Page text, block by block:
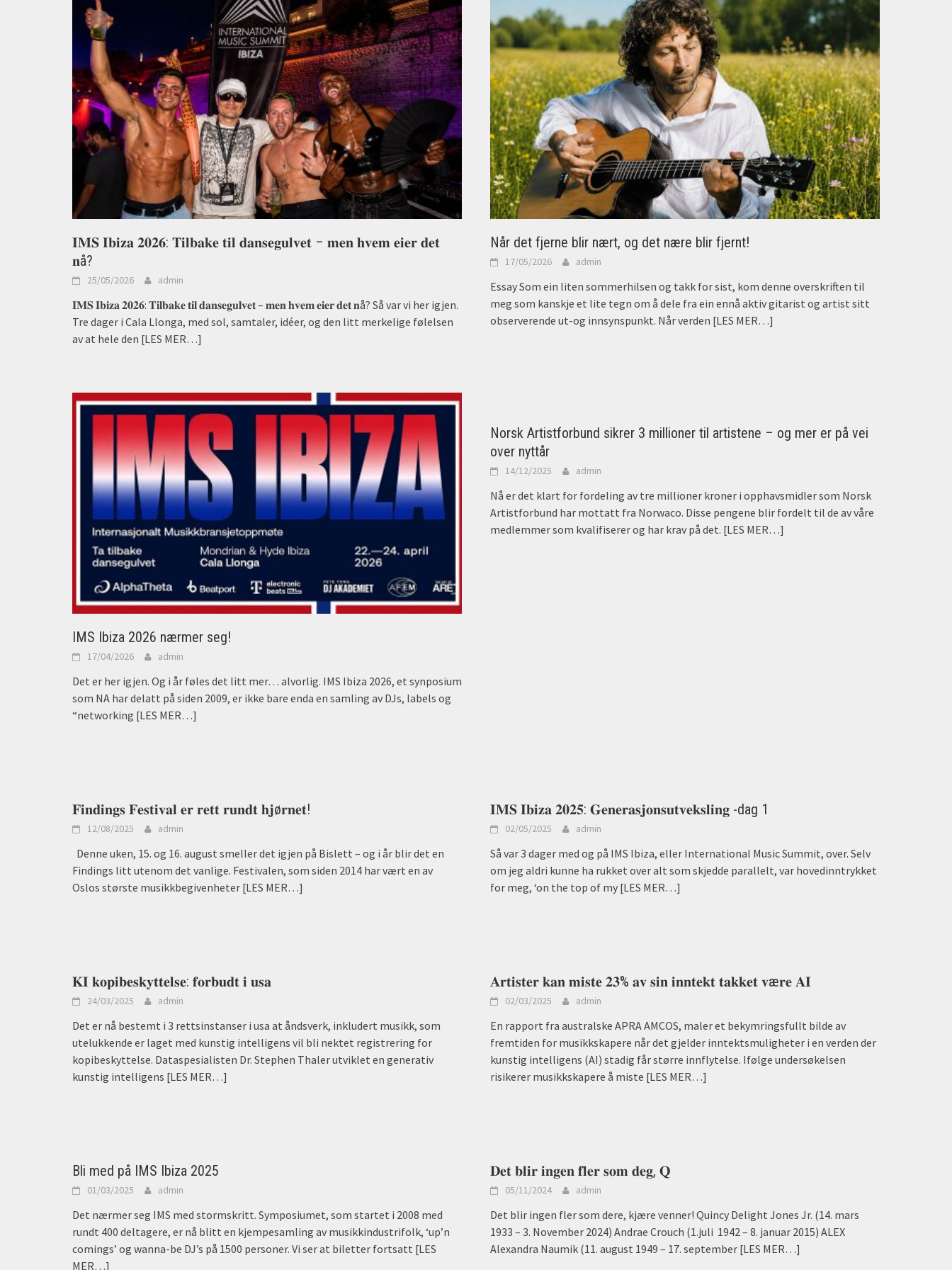
𝐈𝐌𝐒 𝐈𝐛𝐢𝐳𝐚 𝟐𝟎𝟐𝟔: 𝐓𝐢𝐥𝐛𝐚𝐤𝐞 𝐭𝐢𝐥 𝐝𝐚𝐧𝐬𝐞𝐠𝐮𝐥𝐯𝐞𝐭 – 𝐦𝐞𝐧 𝐡𝐯𝐞𝐦 𝐞𝐢𝐞𝐫 𝐝𝐞𝐭
𝐧å?
25/05/2026 admin
𝐈𝐌𝐒 𝐈𝐛𝐢𝐳𝐚 𝟐𝟎𝟐𝟔: 𝐓𝐢𝐥𝐛𝐚𝐤𝐞 𝐭𝐢𝐥 𝐝𝐚𝐧𝐬𝐞𝐠𝐮𝐥𝐯𝐞𝐭 – 𝐦𝐞𝐧 𝐡𝐯𝐞𝐦 𝐞𝐢𝐞𝐫 𝐝𝐞𝐭 𝐧å? Så var vi her igjen.
Tre dager i Cala Llonga, med sol, samtaler, idéer, og den litt merkelige følelsen
av at hele den [LES MER…]
Når det fjerne blir nært, og det nære blir fjernt!
17/05/2026 admin
Essay Som ein liten sommerhilsen og takk for sist, kom denne overskriften til
meg som kanskje et lite tegn om å dele fra ein ennå aktiv gitarist og artist sitt
observerende ut-og innsynspunkt. Når verden [LES MER…]
IMS Ibiza 2026 nærmer seg!
17/04/2026 admin
Det er her igjen. Og i år føles det litt mer… alvorlig. IMS Ibiza 2026, et synposium
som NA har delatt på siden 2009, er ikke bare enda en samling av DJs, labels og
“networking [LES MER…]
Norsk Artistforbund sikrer 3 millioner til artistene – og mer er på vei
over nyttår
14/12/2025 admin
Nå er det klart for fordeling av tre millioner kroner i opphavsmidler som Norsk
Artistforbund har mottatt fra Norwaco. Disse pengene blir fordelt til de av våre
medlemmer som kvalifiserer og har krav på det. [LES MER…]
𝐅𝐢𝐧𝐝𝐢𝐧𝐠𝐬 𝐅𝐞𝐬𝐭𝐢𝐯𝐚𝐥 𝐞𝐫 𝐫𝐞𝐭𝐭 𝐫𝐮𝐧𝐝𝐭 𝐡𝐣ø𝐫𝐧𝐞𝐭!
12/08/2025 admin
Denne uken, 15. og 16. august smeller det igjen på Bislett – og i år blir det en
Findings litt utenom det vanlige. Festivalen, som siden 2014 har vært en av
Oslos største musikkbegivenheter [LES MER…]
𝐈𝐌𝐒 𝐈𝐛𝐢𝐳𝐚 𝟐𝟎𝟐𝟓: 𝐆𝐞𝐧𝐞𝐫𝐚𝐬𝐣𝐨𝐧𝐬𝐮𝐭𝐯𝐞𝐤𝐬𝐥𝐢𝐧𝐠 -dag 1
02/05/2025 admin
Så var 3 dager med og på IMS Ibiza, eller International Music Summit, over. Selv
om jeg aldri kunne ha rukket over alt som skjedde parallelt, var hovedinntrykket
for meg, ‘on the top of my [LES MER…]
𝐊𝐈 𝐤𝐨𝐩𝐢𝐛𝐞𝐬𝐤𝐲𝐭𝐭𝐞𝐥𝐬𝐞: 𝐟𝐨𝐫𝐛𝐮𝐝𝐭 𝐢 𝐮𝐬𝐚
24/03/2025 admin
Det er nå bestemt i 3 rettsinstanser i usa at åndsverk, inkludert musikk, som
utelukkende er laget med kunstig intelligens vil bli nektet registrering for
kopibeskyttelse. Dataspesialisten Dr. Stephen Thaler utviklet en generativ
kunstig intelligens [LES MER…]
𝐀𝐫𝐭𝐢𝐬𝐭𝐞𝐫 𝐤𝐚𝐧 𝐦𝐢𝐬𝐭𝐞 𝟐𝟑% 𝐚𝐯 𝐬𝐢𝐧 𝐢𝐧𝐧𝐭𝐞𝐤𝐭 𝐭𝐚𝐤𝐤𝐞𝐭 𝐯æ𝐫𝐞 𝐀𝐈
02/03/2025 admin
En rapport fra australske APRA AMCOS, maler et bekymringsfullt bilde av
fremtiden for musikkskapere når det gjelder inntektsmuligheter i en verden der
kunstig intelligens (AI) stadig får større innflytelse. Ifølge undersøkelsen
risikerer musikkskapere å miste [LES MER…]
Bli med på IMS Ibiza 2025
01/03/2025 admin
Det nærmer seg IMS med stormskritt. Symposiumet, som startet i 2008 med
rundt 400 deltagere, er nå blitt en kjempesamling av musikkindustrifolk, ‘up’n
comings’ og wanna-be DJ’s på 1500 personer. Vi ser at biletter fortsatt [LES
MER…]
𝐃𝐞𝐭 𝐛𝐥𝐢𝐫 𝐢𝐧𝐠𝐞𝐧 𝐟𝐥𝐞𝐫 𝐬𝐨𝐦 𝐝𝐞𝐠, 𝐐
05/11/2024 admin
Det blir ingen fler som dere, kjære venner! Quincy Delight Jones Jr. (14. mars
1933 – 3. November 2024) Andrae Crouch (1.juli 1942 – 8. januar 2015) ALEX
Alexandra Naumik (11. august 1949 – 17. september [LES MER…]